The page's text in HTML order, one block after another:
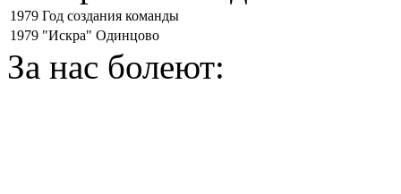
1979 Год создания команды
1979 "Искра" Одинцово
За нас болеют: